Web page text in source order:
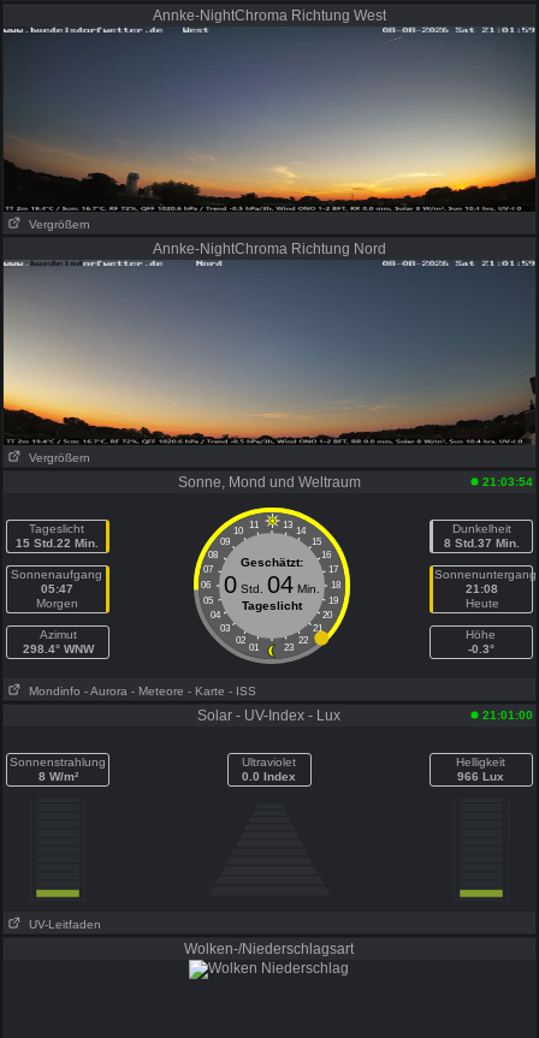
Annke-NightChroma Richtung West
Vergrößern
Annke-NightChroma Richtung Nord
Vergrößern
Sonne, Mond und Weltraum 21:03:54
Tageslicht
15 Std.22 Min.
Sonnenaufgang
05:47
Morgen
Azimut
298.4° WNW
11 13
10
14
09
15
08
16
07
17
06
18
05
19
04
20
03
21
02
22
01 23
Geschätzt:
0Std. 04Min.
Tageslicht
Dunkelheit
8 Std.37 Min.
Sonnenuntergang
21:08
Heute
Höhe
-0.3°
Mondinfo - Aurora - Meteore - Karte - ISS
Solar - UV-Index - Lux 21:01:00
Sonnenstrahlung
8 W/m²
Ultraviolet
0.0 Index
Helligkeit
966 Lux
UV-Leitfaden
Wolken-/Niederschlagsart